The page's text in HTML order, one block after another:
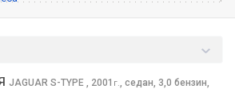
JAGUAR S-TYPE , 2001 г., седан, 3,0 бензин,